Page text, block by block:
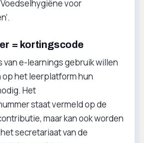
voor
= kortingscode
van e-learnings gebruik willen
op het leerplatform hun
Het
staat vermeld op de
maar kan ook worden
secretariaat van de